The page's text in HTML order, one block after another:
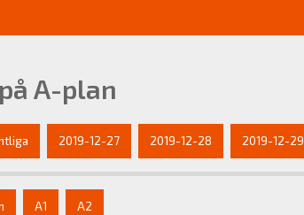
A-plan
2019-12-27 2019-12-28 2019-12-29
A1 A2